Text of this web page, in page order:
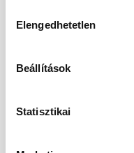
kiválasztása
Elengedhetetlen
Beállítások
Statisztikai
2026. augusztus
2026. július
2026. május